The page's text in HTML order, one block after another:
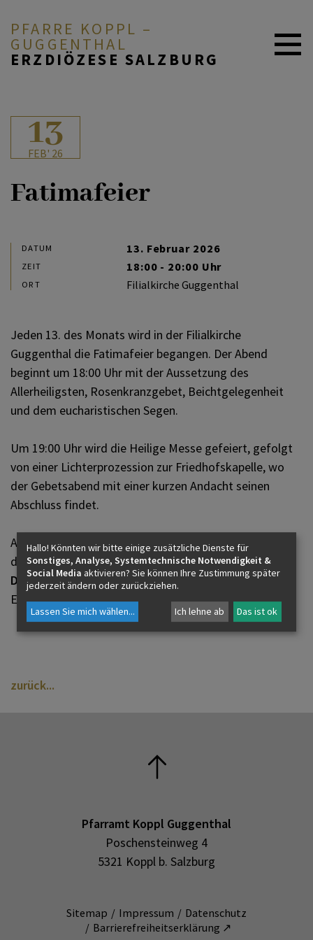
PFARRE KOPPL –
GUGGENTHAL
ERZDIÖZESE SALZBURG
GOTTEDIENSTORDNUNG
ARBEITSKREISE
PFARRBRIEF
ZUKUNFT FÜR DEN LIBANON
13
FEB' 26
Fatimafeier
DATUM 13. Februar 2026
ZEIT 18:00 - 20:00 Uhr
ORT Filialkirche Guggenthal
Jeden 13. des Monats wird in der Filialkirche
Guggenthal die Fatimafeier begangen. Der Abend
beginnt um 18:00 Uhr mit der Aussetzung des
Allerheiligsten, Rosenkranzgebet, Beichtgelegenheit
und dem eucharistischen Segen.
Um 19:00 Uhr wird die Heilige Messe gefeiert, gefolgt
von einer Lichterprozession zur Friedhofskapelle, wo
der Gebetsabend mit einer kurzen Andacht seinen
Abschluss findet.
Alle Gläubigen sind herzlich eingeladen, ihre Anliegen
der Gottesmutter im Gebet anzuvertrauen.
Dies ist ein wiederholt stattfindender Termin.
Es gibt nach diesem Termin keine weiteren Termine.
zurück
Pfarramt Koppl Guggenthal
Poschensteinweg 4
5321 Koppl b. Salzburg
Sitemap Impressum
Datenschutz
Barrierefreiheitserklärung ↗
Hallo! Könnten wir bitte einige zusätzliche Dienste für
Sonstiges, Analyse, Systemtechnische Notwendigkeit &
Social Media aktivieren? Sie können Ihre Zustimmung später
jederzeit ändern oder zurückziehen.
Lassen Sie mich wählen... Ich lehne ab Das ist ok